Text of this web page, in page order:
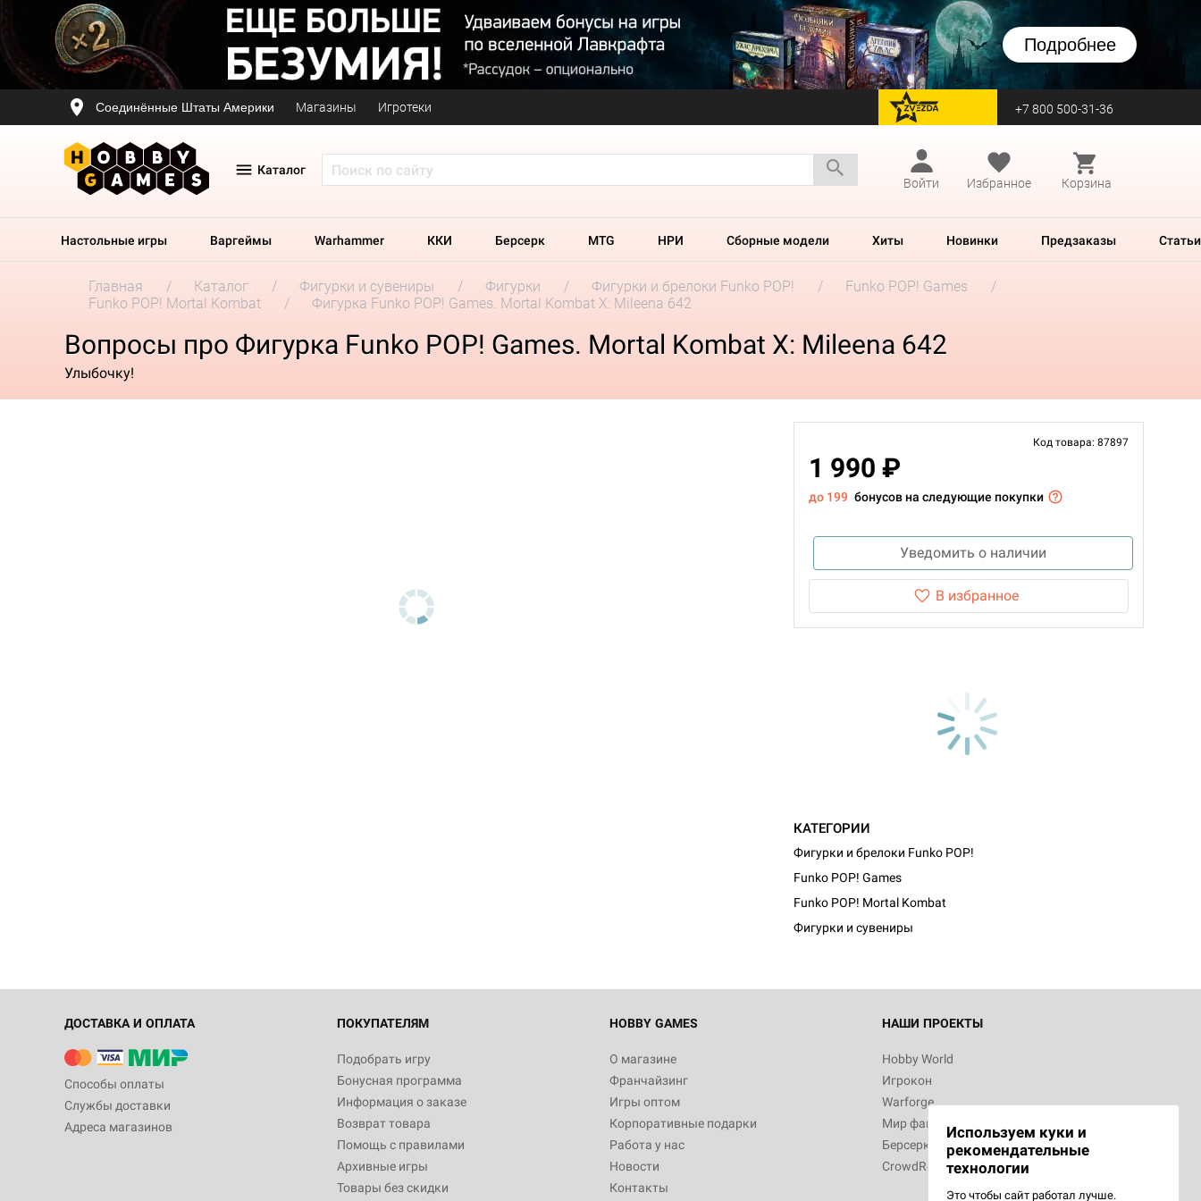
Подробнее
Соединённые Штаты Америки Магазины Игротеки перейти на Zvezda +7 800 500-31-36
Каталог
Войти
Избранное Корзина
Настольные игры Варгеймы Warhammer ККИ Берсерк MTG НРИ Сборные модели Хиты Новинки Предзаказы Статьи
Главная Каталог Фигурки и сувениры Фигурки Фигурки и брелоки Funko POP!
Funko POP! Games
Funko POP! Mortal Kombat
Фигурка Funko POP! Games. Mortal Kombat X: Mileena 642
Вопросы про Фигурка Funko POP! Games. Mortal Kombat X: Mileena 642
Улыбочку!
Код товара: 87897
1 990 ₽
до 199 бонусов на следующие покупки
Уведомить о наличии
В избранное
КАТЕГОРИИ
Фигурки и брелоки Funko POP!
Funko POP! Games
Funko POP! Mortal Kombat
Фигурки и сувениры
ДОСТАВКА И ОПЛАТА
Способы оплаты
Службы доставки
Адреса магазинов
ПОКУПАТЕЛЯМ
Подобрать игру
Бонусная программа
Информация о заказе
Возврат товара
Помощь с правилами
Архивные игры
Товары без скидки
HOBBY GAMES
О магазине
Франчайзинг
Игры оптом
Корпоративные подарки
Работа у нас
Новости
Контакты
НАШИ ПРОЕКТЫ
Hobby World
Игрокон
Warforge
Мир фантастики
Берсерк
CrowdRepublic
Используем куки и
рекомендательные
технологии
Это чтобы сайт работал лучше.